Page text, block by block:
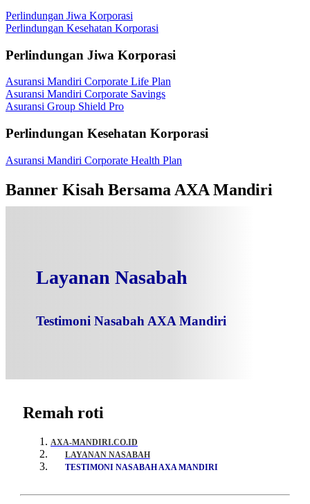
Perlindungan Jiwa Korporasi
Perlindungan Kesehatan Korporasi
Perlindungan Jiwa Korporasi
Asuransi Mandiri Corporate Life Plan
Asuransi Mandiri Corporate Savings
Asuransi Group Shield Pro
Perlindungan Kesehatan Korporasi
Asuransi Mandiri Corporate Health Plan
Banner Kisah Bersama AXA Mandiri
Layanan Nasabah
Testimoni Nasabah AXA Mandiri
Remah roti
AXA-MANDIRI.CO.ID
LAYANAN NASABAH
TESTIMONI NASABAH AXA MANDIRI